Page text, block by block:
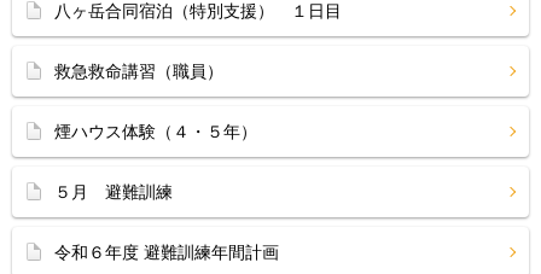
八ヶ岳合同宿泊（特別支援） １日目
救急救命講習（職員）
煙ハウス体験（４・５年）
５月 避難訓練
令和６年度 避難訓練年間計画